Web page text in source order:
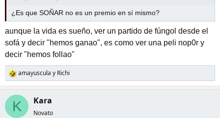
¿Es que SOÑAR no es un premio en sí mismo?
aunque la vida es sueño, ver un partido de fúngol desde el
sofá y decir "hemos ganao", es como ver una peli nop0r y
decir "hemos follao"
R
e
a
amayuscula y Richi
K Kara
Novato